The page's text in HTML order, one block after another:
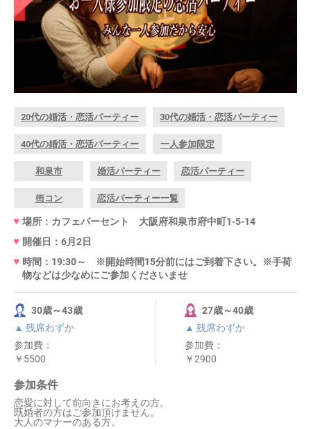
20代の婚活・恋活パーティー 30代の婚活・恋活パーティー
40代の婚活・恋活パーティー 一人参加限定
和泉市 婚活パーティー 恋活パーティー
街コン 恋活パーティー一覧
場所：カフェパーセント 大阪府和泉市府中町1-5-14
開催日：6月2日
時間：19:30～ ※開始時間15分前にはご到着下さい。※手荷
物などは少なめにご参加くださいませ
30歳～43歳
▲ 残席わずか
参加費：
￥5500
27歳～40歳
▲ 残席わずか
参加費：
￥2900
参加条件
恋愛に対して前向きにお考えの方。
既婚者の方はご参加頂けません。
大人のマナーのある方。